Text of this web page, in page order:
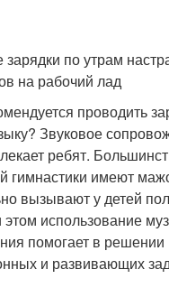
по утрам
на рабочий лад
проводить
Звуковое
ребят.
гимнастики имеют
вызывают у детей
использование
помогает в решении
и развивающих